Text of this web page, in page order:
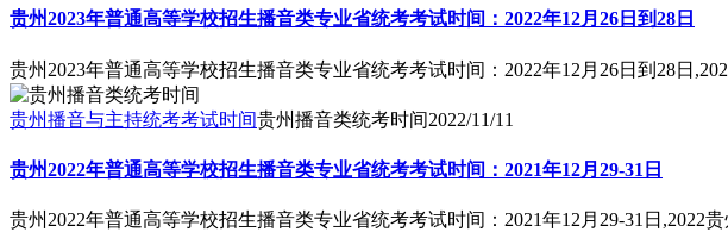
贵州2023年普通高等学校招生播音类专业省统考考试时间：2022年12月26日到28日
贵州2023年普通高等学校招生播音类专业省统考考试时间：2022年12月26日到28日
贵州播音与主持统考考试时间贵州播音类统考时间2022/11/11
贵州2022年普通高等学校招生播音类专业省统考考试时间：2021年12月29-31日
贵州2022年普通高等学校招生播音类专业省统考考试时间：2021年12月29-31日,2022